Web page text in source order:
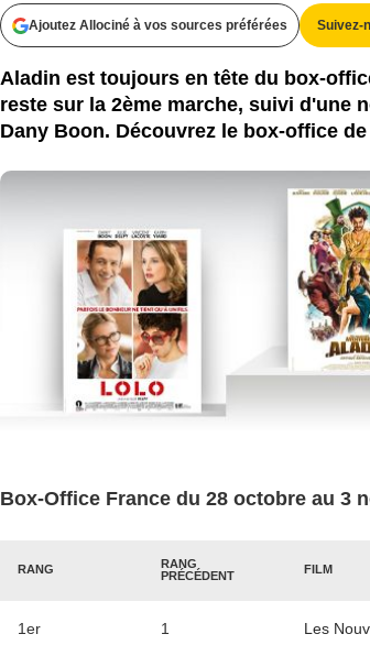
Ajoutez Allociné à vos sources préférées Suivez-
Aladin est toujours en tête du box-
reste sur la 2ème marche, suivi d'une
Dany Boon. Découvrez le box-office
Box-Office France du 28 octobre au 3
RANG
RANG
PRÉCÉDENT
FILM
1er 1